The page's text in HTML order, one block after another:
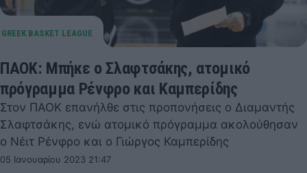
ΠΑΟΚ: Μπήκε ο Σλαφτσάκης, ατομικό
πρόγραμμα Ρένφρο και Καμπερίδης
Στον ΠΑΟΚ επανήλθε στις προπονήσεις ο Διαμαντής
Σλαφτσάκης, ενώ ατομικό πρόγραμμα ακολούθησαν
ο Νέιτ Ρένφρο και ο Γιώργος Καμπερίδης
05 Ιανουαρίου 2023 21:47